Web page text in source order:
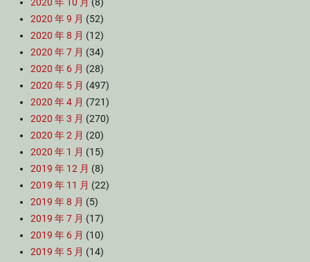
2020 年 9 月 (52)
2020 年 8 月 (12)
2020 年 7 月 (34)
2020 年 6 月 (28)
2020 年 5 月 (497)
2020 年 4 月 (721)
2020 年 3 月 (270)
2020 年 2 月 (20)
2020 年 1 月 (15)
2019 年 12 月 (8)
2019 年 11 月 (22)
2019 年 8 月 (5)
2019 年 7 月 (17)
2019 年 6 月 (10)
2019 年 5 月 (14)